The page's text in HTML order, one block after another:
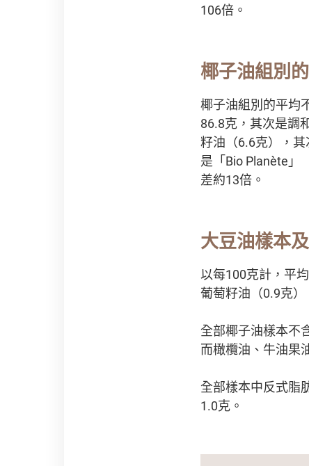
106倍。
椰子油組別
椰子油組別的平均
86.8克，其次是調
籽油（6.6克），
是「Bio Planète」
差約13倍。
大豆油樣本
以每100克計，平
葡萄籽油（0.9克
全部椰子油樣本不
而橄欖油、牛油果
全部樣本中反式脂
1.0克。